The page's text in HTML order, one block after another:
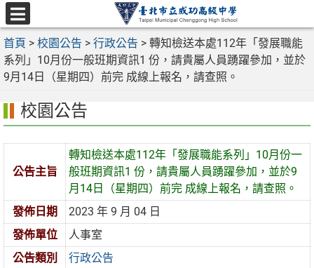
跳
至
主
要
內
選
單
首頁 > 校園公告 > 行政公告 > 轉知檢送本處112年「發展職能
系列」10月份一般班期資訊1 份，請貴屬人員踴躍參加，並於
9月14日（星期四）前完 成線上報名，請查照。
校園公告
公告主旨
轉知檢送本處112年「發展職能系列」10月份一
般班期資訊1 份，請貴屬人員踴躍參加，並於9
月14日（星期四）前完 成線上報名，請查照。
發佈日期
2023 年 9 月 04 日
發佈單位
人事室
公告類別
行政公告